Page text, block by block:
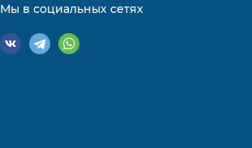
Мы в социальных сетях